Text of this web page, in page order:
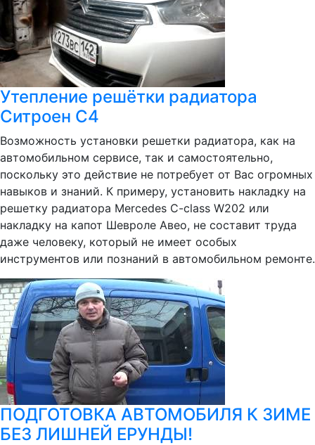
Утепление решётки радиатора
Ситроен С4
Возможность установки решетки радиатора, как на
автомобильном сервисе, так и самостоятельно,
поскольку это действие не потребует от Вас огромных
навыков и знаний. К примеру, установить накладку на
решетку радиатора Mercedes C-class W202 или
накладку на капот Шевроле Авео, не составит труда
даже человеку, который не имеет особых
инструментов или познаний в автомобильном ремонте.
ПОДГОТОВКА АВТОМОБИЛЯ К ЗИМЕ
БЕЗ ЛИШНЕЙ ЕРУНДЫ!